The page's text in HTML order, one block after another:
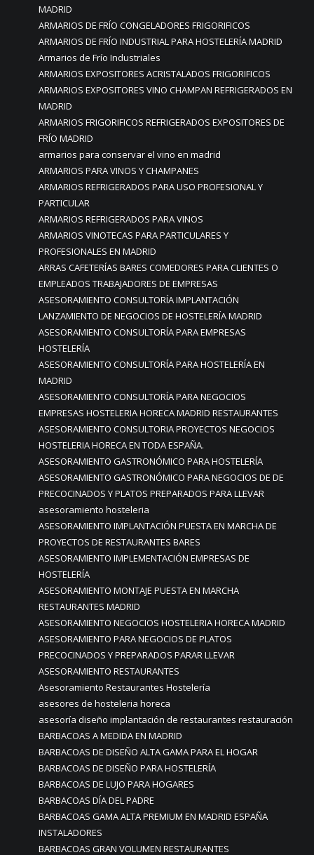
MADRID
ARMARIOS DE FRÍO CONGELADORES FRIGORIFICOS
ARMARIOS DE FRÍO INDUSTRIAL PARA HOSTELERÍA MADRID
Armarios de Frío Industriales
ARMARIOS EXPOSITORES ACRISTALADOS FRIGORIFICOS
ARMARIOS EXPOSITORES VINO CHAMPAN REFRIGERADOS EN
MADRID
ARMARIOS FRIGORIFICOS REFRIGERADOS EXPOSITORES DE
FRÍO MADRID
armarios para conservar el vino en madrid
ARMARIOS PARA VINOS Y CHAMPANES
ARMARIOS REFRIGERADOS PARA USO PROFESIONAL Y
PARTICULAR
ARMARIOS REFRIGERADOS PARA VINOS
ARMARIOS VINOTECAS PARA PARTICULARES Y
PROFESIONALES EN MADRID
ARRAS CAFETERÍAS BARES COMEDORES PARA CLIENTES O
EMPLEADOS TRABAJADORES DE EMPRESAS
ASESORAMIENTO CONSULTORÍA IMPLANTACIÓN
LANZAMIENTO DE NEGOCIOS DE HOSTELERÍA MADRID
ASESORAMIENTO CONSULTORÍA PARA EMPRESAS
HOSTELERÍA
ASESORAMIENTO CONSULTORÍA PARA HOSTELERÍA EN
MADRID
ASESORAMIENTO CONSULTORÍA PARA NEGOCIOS
EMPRESAS HOSTELERIA HORECA MADRID RESTAURANTES
ASESORAMIENTO CONSULTORIA PROYECTOS NEGOCIOS
HOSTELERIA HORECA EN TODA ESPAÑA.
ASESORAMIENTO GASTRONÓMICO PARA HOSTELERÍA
ASESORAMIENTO GASTRONÓMICO PARA NEGOCIOS DE DE
PRECOCINADOS Y PLATOS PREPARADOS PARA LLEVAR
asesoramiento hosteleria
ASESORAMIENTO IMPLANTACIÓN PUESTA EN MARCHA DE
PROYECTOS DE RESTAURANTES BARES
ASESORAMIENTO IMPLEMENTACIÓN EMPRESAS DE
HOSTELERÍA
ASESORAMIENTO MONTAJE PUESTA EN MARCHA
RESTAURANTES MADRID
ASESORAMIENTO NEGOCIOS HOSTELERIA HORECA MADRID
ASESORAMIENTO PARA NEGOCIOS DE PLATOS
PRECOCINADOS Y PREPARADOS PARAR LLEVAR
ASESORAMIENTO RESTAURANTES
Asesoramiento Restaurantes Hostelería
asesores de hosteleria horeca
asesoría diseño implantación de restaurantes restauración
BARBACOAS A MEDIDA EN MADRID
BARBACOAS DE DISEÑO ALTA GAMA PARA EL HOGAR
BARBACOAS DE DISEÑO PARA HOSTELERÍA
BARBACOAS DE LUJO PARA HOGARES
BARBACOAS DÍA DEL PADRE
BARBACOAS GAMA ALTA PREMIUM EN MADRID ESPAÑA
INSTALADORES
BARBACOAS GRAN VOLUMEN RESTAURANTES